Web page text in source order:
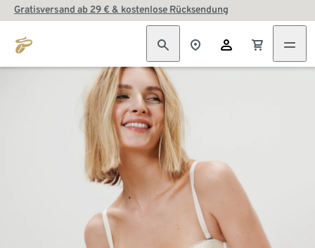
Gratisversand ab 29 € & kostenlose Rücksendung